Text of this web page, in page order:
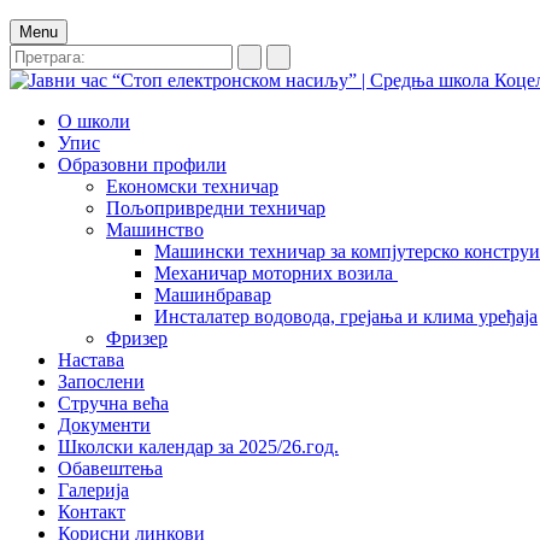
Menu
О школи
Упис
Образовни профили
Економски техничар
Пољопривредни техничар
Машинство
Машински техничар за компјутерско
Механичар моторних возила
Машинбравар
Инсталатер водовода, грејања и клима уређаја
Фризер
Настава
Запослени
Стручна већа
Документи
Школски календар за 2025/26.год.
Обавештења
Галерија
Контакт
Корисни линкови